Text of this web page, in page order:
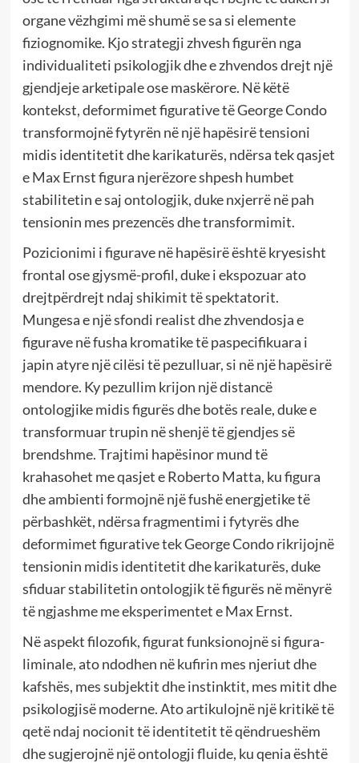
organe vëzhgimi më shumë se sa si elemente
fiziognomike. Kjo strategji zhvesh figurën nga
individualiteti psikologjik dhe e zhvendos drejt një
gjendjeje arketipale ose maskërore. Në këtë
kontekst, deformimet figurative të George Condo
transformojnë fytyrën në një hapësirë tensioni
midis identitetit dhe karikaturës, ndërsa tek qasjet
e Max Ernst figura njerëzore shpesh humbet
stabilitetin e saj ontologjik, duke nxjerrë në pah
tensionin mes prezencës dhe transformimit.
Pozicionimi i figurave në hapësirë është kryesisht
frontal ose gjysmë-profil, duke i ekspozuar ato
drejtpërdrejt ndaj shikimit të spektatorit.
Mungesa e një sfondi realist dhe zhvendosja e
figurave në fusha kromatike të paspecifikuara i
japin atyre një cilësi të pezulluar, si në një hapësirë
mendore. Ky pezullim krijon një distancë
ontologjike midis figurës dhe botës reale, duke e
transformuar trupin në shenjë të gjendjes së
brendshme. Trajtimi hapësinor mund të
krahasohet me qasjet e Roberto Matta, ku figura
dhe ambienti formojnë një fushë energjetike të
përbashkët, ndërsa fragmentimi i fytyrës dhe
deformimet figurative tek George Condo rikrijojnë
tensionin midis identitetit dhe karikaturës, duke
sfiduar stabilitetin ontologjik të figurës në mënyrë
të ngjashme me eksperimentet e Max Ernst.
Në aspekt filozofik, figurat funksionojnë si figura-
liminale, ato ndodhen në kufirin mes njeriut dhe
kafshës, mes subjektit dhe instinktit, mes mitit dhe
psikologjisë moderne. Ato artikulojnë një kritikë të
qetë ndaj nocionit të identitetit të qëndrueshëm
dhe sugjerojnë një ontologji fluide, ku qenia është